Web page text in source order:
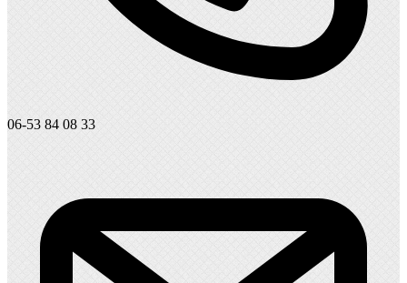
06-53 84 08 33